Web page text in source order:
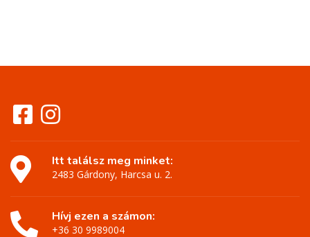
Itt találsz meg minket:
2483 Gárdony, Harcsa u. 2.
Hívj ezen a számon:
+36 30 9989004